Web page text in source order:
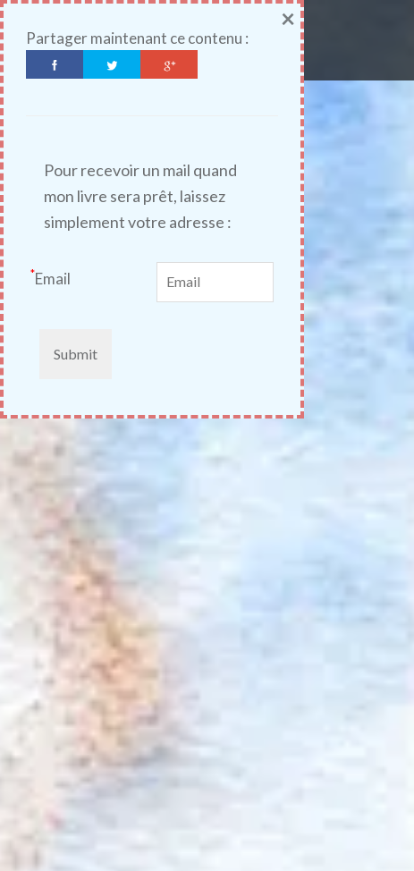
Aller
au
contenu
l'âme en lumière
Partager maintenant ce contenu :
Pour recevoir un mail quand
mon livre sera prêt, laissez
simplement votre adresse :
*Email
×